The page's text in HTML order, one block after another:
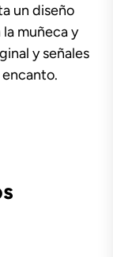
un diseño
muñeca y
y señales